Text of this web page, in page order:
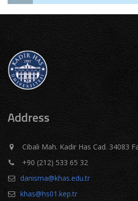
Address
Cibali Mah. Kadir Has Cad. 34083
+90 (212) 533 65 32
danisma@khas.edu.tr
khas@hs01.kep.tr